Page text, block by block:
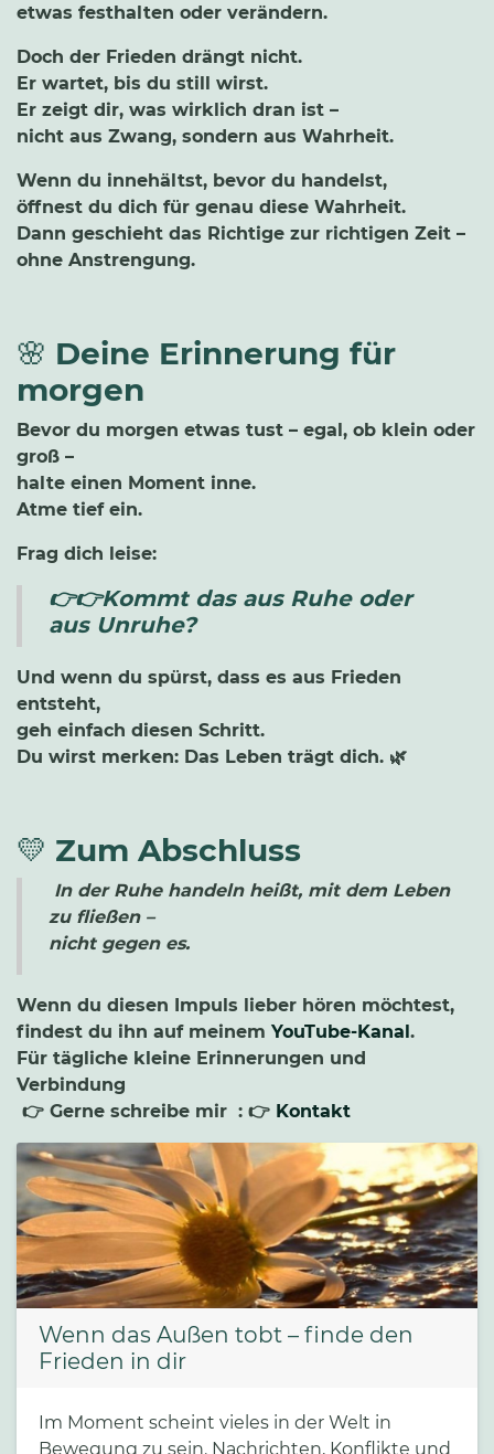
etwas festhalten oder verändern.
Doch der Frieden drängt nicht.
Er wartet, bis du still wirst.
Er zeigt dir, was wirklich dran ist –
nicht aus Zwang, sondern aus Wahrheit.
Wenn du innehältst, bevor du handelst,
öffnest du dich für genau diese Wahrheit.
Dann geschieht das Richtige zur richtigen Zeit –
ohne Anstrengung.
🌸 Deine Erinnerung für
morgen
Bevor du morgen etwas tust – egal, ob klein oder
groß –
halte einen Moment inne.
Atme tief ein.
Frag dich leise:
👉👉Kommt das aus Ruhe oder
aus Unruhe?
Und wenn du spürst, dass es aus Frieden
entsteht,
geh einfach diesen Schritt.
Du wirst merken: Das Leben trägt dich. 🌿
💛 Zum Abschluss
In der Ruhe handeln heißt, mit dem Leben
zu fließen –
nicht gegen es.
Wenn du diesen Impuls lieber hören möchtest,
findest du ihn auf meinem YouTube-Kanal.
Für tägliche kleine Erinnerungen und
Verbindung
👉 Gerne schreibe mir : 👉 Kontakt
Wenn das Außen tobt – finde den
Frieden in dir
Im Moment scheint vieles in der Welt in
Bewegung zu sein. Nachrichten, Konflikte und